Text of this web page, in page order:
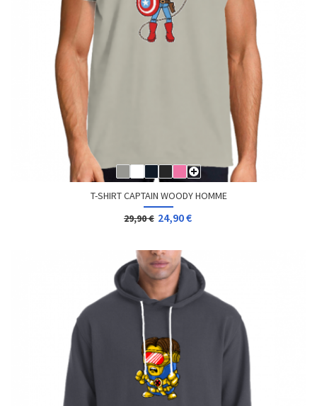
T-SHIRT CAPTAIN WOODY HOMME
29,90 € 24,90 €